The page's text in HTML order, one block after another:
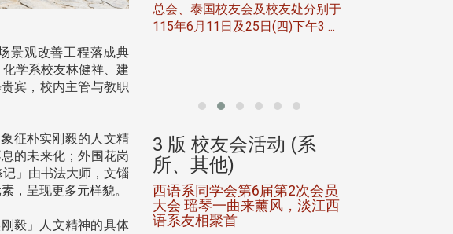
景观改善工程落成典
学系校友林健祥、建
宾，校内主管与教职
征朴实刚毅的人文精
的未来化；外围花岗
」由书法大师，文锱
，呈现更多元样貌。
毅」人文精神的具体
化中心）会议室召开115
总会、泰国校友会及校友处分别于
115年6月11日及25日(四)下午3 ...
校友会活动 (系
他)
任跨业合作协进会第2
3 版 校友会活动 (系
所、其他)
西语系同学会第6届第2次会员
大会 瑶琴一曲来薰风，淡江西
语系友相聚首